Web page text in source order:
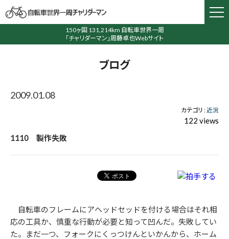
150ヶ国 131,214km 自転車世界一周
「チャリダーマン」周藤卓也Webサイト
ブログ
2009.01.08
カテゴリ :近況
122 views
1110 製作失敗
自転車のフレームにアヘッドセッドを付ける場合はそれ相
応の工具か、慎重な行動が必要と知って凹んだ。失敗してい
た。まだ一つ、フォークにくっつけんといかんから、ホーム